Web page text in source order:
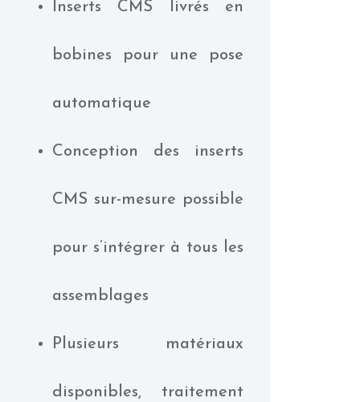
Inserts CMS livrés en
bobines pour une pose
automatique
Conception des inserts
CMS sur-mesure possible
pour s’intégrer à tous les
assemblages
Plusieurs matériaux
disponibles, traitement